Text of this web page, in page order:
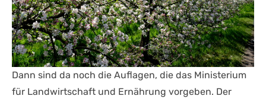
Dann sind da noch die Auflagen, die das Ministerium
für Landwirtschaft und Ernährung vorgeben. Der